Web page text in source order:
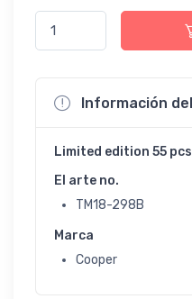
Información
Limited edition 55 pcs
El arte no.
TM18-298B
Marca
Cooper